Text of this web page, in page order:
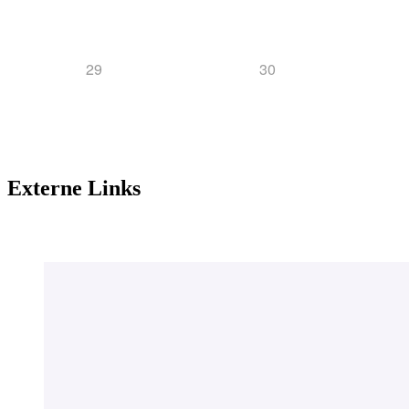
29 30
Externe Links